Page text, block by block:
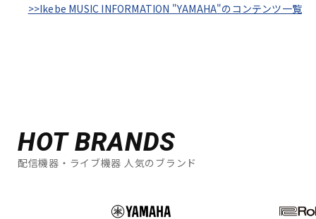
>>Ikebe MUSIC INFORMATION "YAMAHA"のコンテンツ一覧
HOT BRANDS
配信機器・ライブ機器 人気のブランド